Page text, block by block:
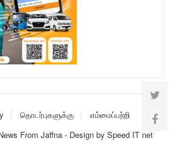
தொடர்புகளுக்கு
எம்மைப்பற்றி
From Jaffna- Design by Speed IT net